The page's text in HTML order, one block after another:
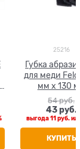
25216
Губка
для меди
мм х 130
54 руб.
43 руб.
выгода11 руб.
КУПИТЬ